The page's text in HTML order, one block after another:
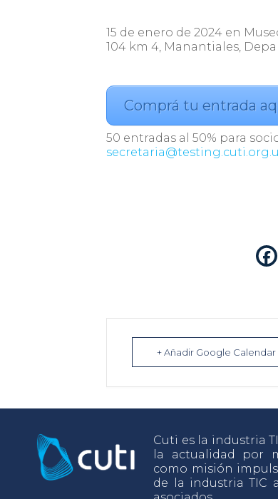
15 de enero de 2024 en
104 km 4, Manantiales,
Comprá tu entrada
50 entradas al 50% para
+ Añadir Google Calendar
Cuti es la industria
la actualidad por
como misión
de la industria TIC